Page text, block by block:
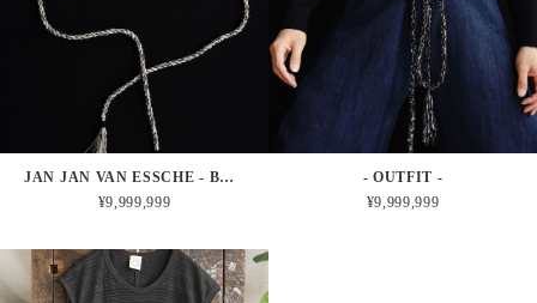
JAN JAN VAN ESSCHE - BELT#3 (LIGHT)
¥9,999,999
- OUTFIT -
¥9,999,999